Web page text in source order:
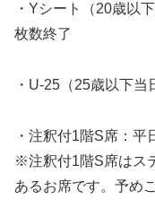
・Yシート（20歳
枚数終了
・U-25（25歳以下
・注釈付1階S席：平
※注釈付1階S席はス
あるお席です。予め